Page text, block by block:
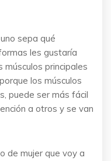
sepa qué
les gustaría
músculos principales
los músculos
puede ser más fácil
a otros y se van
de mujer que voy a